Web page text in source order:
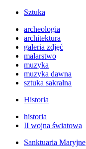
Sztuka
archeologia
architektura
galeria zdjęć
malarstwo
muzyka
muzyka dawna
sztuka sakralna
Historia
historia
II wojna światowa
Sanktuaria Maryjne